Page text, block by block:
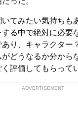
いてみたい気持ちも
る中で絶対に必要
あり、キャラクタ
がどうなるか分から
評価してもらって
ADVERTISEMENT